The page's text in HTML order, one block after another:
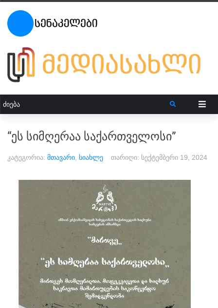
“ეს სიმღერაა საქართველოსი”
კატეგორია: მთავარი სიახლე თარიღი: სექტემბერი 19, 2024